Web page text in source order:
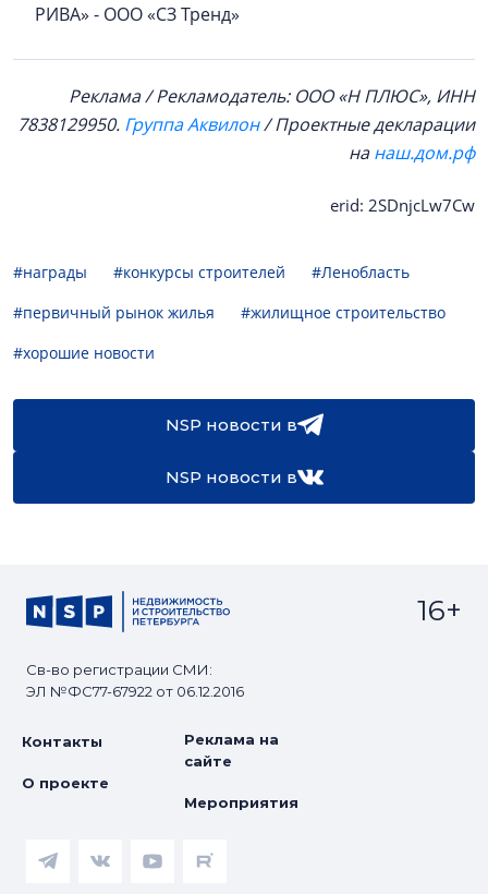
РИВА» - ООО «СЗ Тренд»
Реклама / Рекламодатель: ООО «Н ПЛЮС», ИНН
7838129950. Группа Аквилон/ Проектные декларации
нанаш.дом.рф
erid: 2SDnjcLw7Cw
#награды #конкурсы строителей
#Ленобласть
#первичный рынок жилья
#жилищное строительство
#хорошие новости
NSP новости в
NSP новости в
Св-во регистрации СМИ:
ЭЛ №ФС77-67922 от 06.12.2016
16+
Контакты
О проекте
Реклама на
сайте
Мероприятия